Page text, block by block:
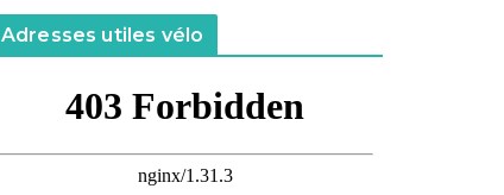
Adresses utiles vélo